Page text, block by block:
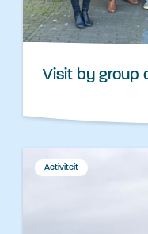
Visit by group
Activiteit